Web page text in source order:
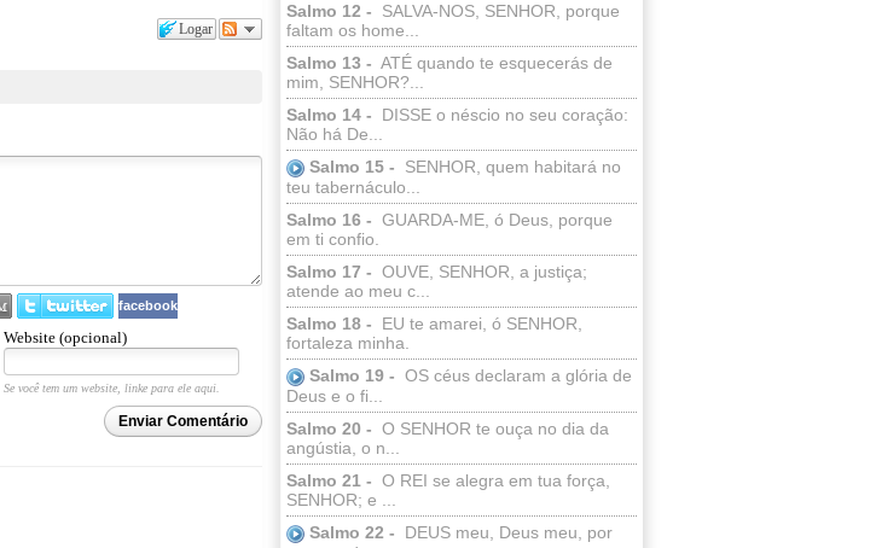
Salmo 12 -
SALVA-NOS, SENHOR, porque
faltam os home...
Salmo 13 - ATÉ quando te esquecerás de
mim, SENHOR?...
Salmo 14 -
DISSE o néscio no seu coração:
Não há De...
Salmo 15 -
SENHOR, quem habitará no
teu tabernáculo...
Salmo 16 - GUARDA-ME, ó Deus, porque
em ti confio.
Salmo 17 - OUVE, SENHOR, a justiça;
atende ao meu c...
Salmo 18 -
EU te amarei, ó SENHOR,
fortaleza minha.
Salmo 19 - OS céus declaram a glória de
Deus e o fi...
Salmo 20 - O SENHOR te ouça no dia da
angústia, o n...
Salmo 21 - O REI se alegra em tua força,
SENHOR; e ...
Salmo 22 -
DEUS meu, Deus meu, por
Logar
facebook
Website (opcional)
Se você tem um website, linke para ele aqui.
Enviar Comentário